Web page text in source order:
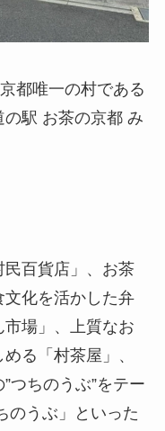
都唯一の村である
の駅 お茶の京都 み
百貨店」、お茶
化を活かした弁
場」、上質なお
る「村茶屋」、
つちのうぶ”をテー
のうぶ」といった